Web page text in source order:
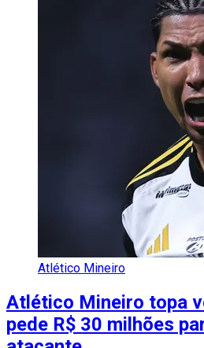
Atlético Mineiro
Atlético Mineiro topa
pede R$ 30 milhões